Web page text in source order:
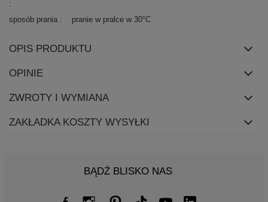
sposób prania pranie w pralce w 30°C
OPIS PRODUKTU
OPINIE
ZWROTY I WYMIANA
ZAKŁADKA KOSZTY WYSYŁKI
BĄDŹ BLISKO NAS